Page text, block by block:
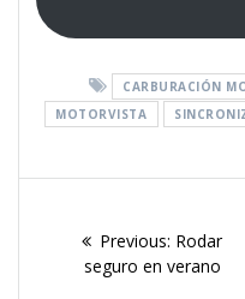
CARBURACIÓN
MOTORVISTA
Previous: Previous
post:
Rodar
seguro en verano